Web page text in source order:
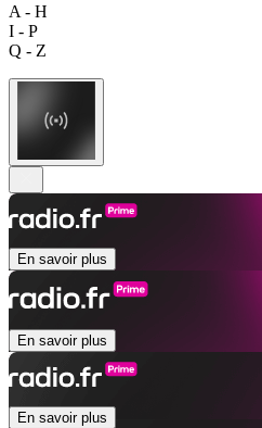
A - H
I - P
Q - Z
En savoir plus
En savoir plus
En savoir plus